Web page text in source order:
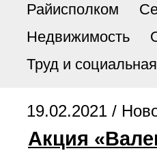
Райисполком
Недвижимость
Труд и
19.02.2021 /
Акция